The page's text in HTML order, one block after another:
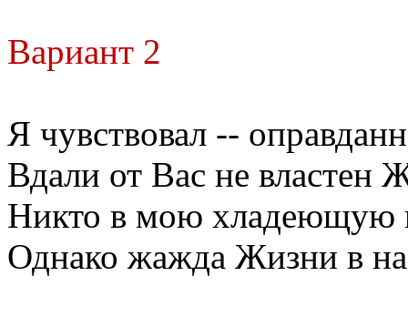
Вариант 2
Я чувствовал --
Вдали от Вас не властен
Никто в мою хладеющую
Однако жажда Жизни в